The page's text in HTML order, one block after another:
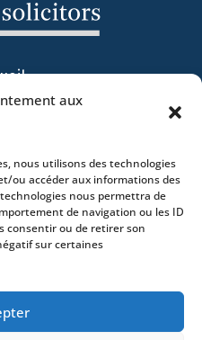
aux
nous utilisons des technologies
ou accéder aux informations des
nous permettra de
de navigation ou les ID
consentir ou de retirer son
sur certaines